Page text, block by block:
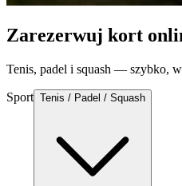
Zarezerwuj kort
Tenis, padel i squash — szybko,
Sport Tenis / Padel / Squash